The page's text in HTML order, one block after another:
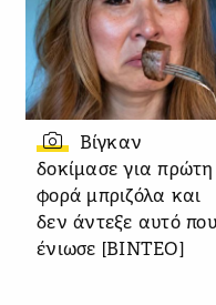
Βίγκαν
δοκίμασε για πρώτη
φορά μπριζόλα και
δεν άντεξε αυτό που
ένιωσε [ΒΙΝΤΕΟ]